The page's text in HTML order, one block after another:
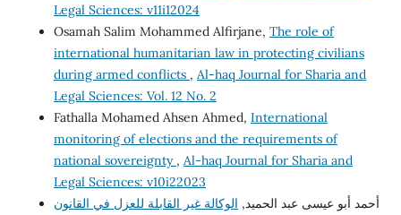
Legal Sciences: v11i12024
Osamah Salim Mohammed Alfirjane, The role of
international humanitarian law in protecting civilians
during armed conflicts , Al-haq Journal for Sharia and
Legal Sciences: Vol. 12 No. 2
Fathalla Mohamed Ahsen Ahmed, International
monitoring of elections and the requirements of
national sovereignty , Al-haq Journal for Sharia and
Legal Sciences: v10i22023
أحمد أبو عيسى عبد الحميد, الوكالة غير القابلة للعزل في القانون